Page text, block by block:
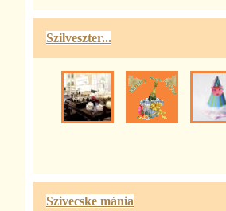
Szilveszter...
Szivecske mánia